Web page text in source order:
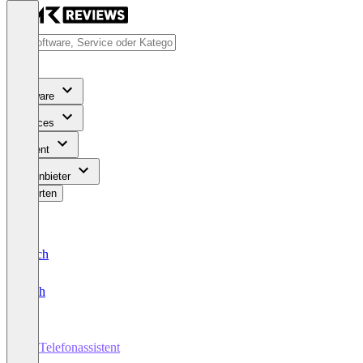
Software
Services
Content
Für Anbieter
Bewerten
Deutsch
English
KI-Telefonassistent